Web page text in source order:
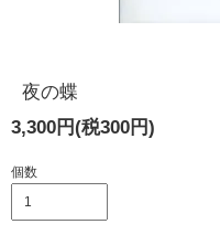
夜の蝶
3,300円(税300円)
個数